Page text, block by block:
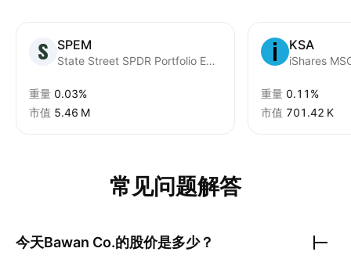
SPEM
State Street SPDR Portfolio Emerging Markets ETF
重量 0.03%
市值 ‪5.46 M‬
KSA
iShares
重量 0.11%
市值 ‪701.42 K‬
常见问题解答
今天Bawan Co.的股价是多少？